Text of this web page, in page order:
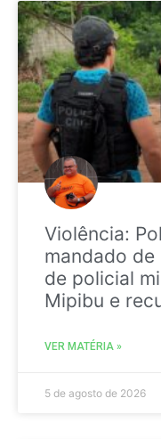
Violência:
mandado
de policial
Mipibu e
VER MATÉRIA »
5 de agosto de 2026